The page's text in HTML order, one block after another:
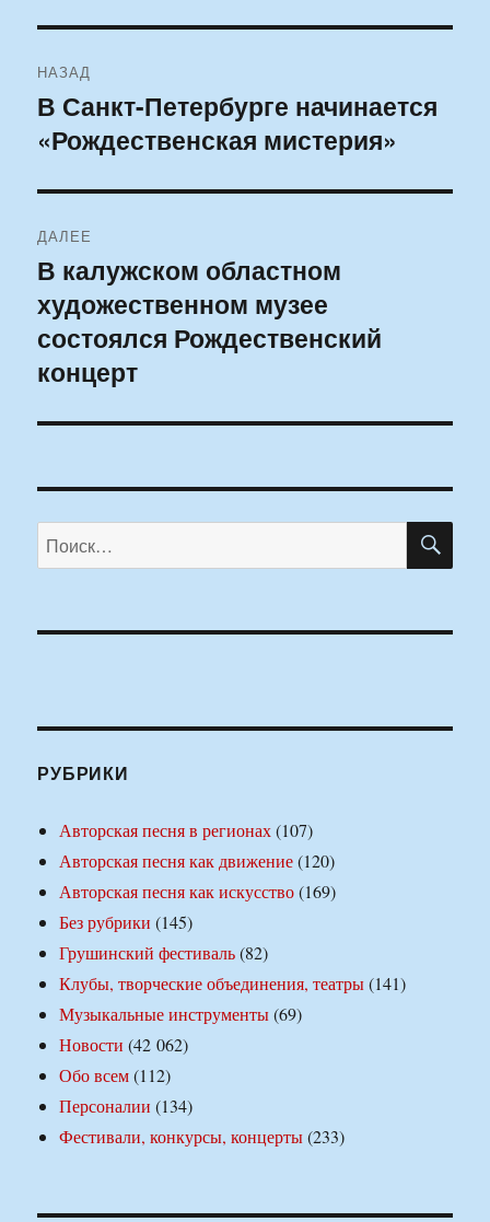
по
записям
НАЗАД
Предыдущая
запись:
В Санкт-Петербурге начинается
«Рождественская мистерия»
ДАЛЕЕ
Следующая
запись:
В калужском областном
художественном музее
состоялся Рождественский
концерт
Искать:
РУБРИКИ
Авторская песня в регионах(107)
Авторская песня как движение(120)
Авторская песня как искусство(169)
Без рубрики (145)
Грушинский фестиваль(82)
Клубы, творческие объединения, театры(141)
Музыкальные инструменты(69)
Новости (42 062)
Обо всем(112)
Персоналии (134)
Фестивали, конкурсы, концерты(233)